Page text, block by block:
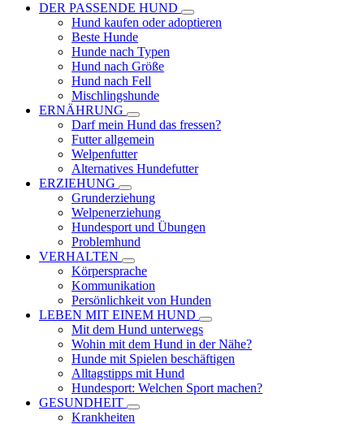
DER PASSENDE HUND
Hund kaufen oder adoptieren
Beste Hunde
Hunde nach Typen
Hund nach Größe
Hund nach Fell
Mischlingshunde
ERNÄHRUNG
Darf mein Hund das fressen?
Futter allgemein
Welpenfutter
Alternatives Hundefutter
ERZIEHUNG
Grunderziehung
Welpenerziehung
Hundesport und Übungen
Problemhund
VERHALTEN
Körpersprache
Kommunikation
Persönlichkeit von Hunden
LEBEN MIT EINEM HUND
Mit dem Hund unterwegs
Wohin mit dem Hund in der Nähe?
Hunde mit Spielen beschäftigen
Alltagstipps mit Hund
Hundesport: Welchen Sport machen?
GESUNDHEIT
Krankheiten